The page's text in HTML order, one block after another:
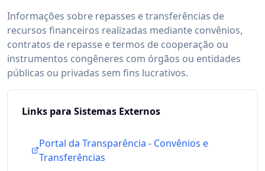
Informações sobre repasses e transferências de
recursos financeiros realizadas mediante convênios,
contratos de repasse e termos de cooperação ou
instrumentos congêneres com órgãos ou entidades
públicas ou privadas sem fins lucrativos.
Links para Sistemas Externos
Portal da Transparência - Convênios e
Transferências